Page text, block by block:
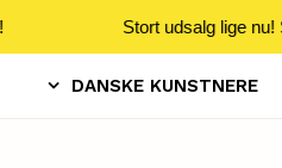
Stort udsalg lige nu!
DANSKE KUNSTNERE